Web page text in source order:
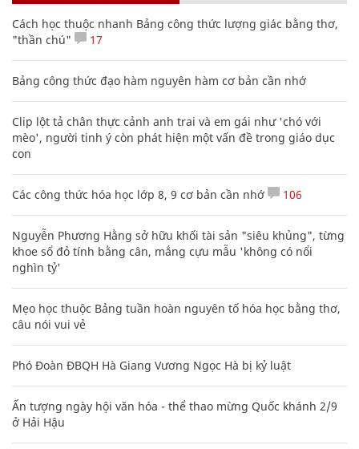
Cách học thuộc nhanh Bảng công thức lượng giác bằng thơ,
"thần chú"
17
Bảng công thức đạo hàm nguyên hàm cơ bản cần nhớ
Clip lột tả chân thực cảnh anh trai và em gái như 'chó với
mèo', người tinh ý còn phát hiện một vấn đề trong giáo dục
con
Các công thức hóa học lớp 8, 9 cơ bản cần nhớ 106
Nguyễn Phương Hằng sở hữu khối tài sản "siêu khủng", từng
khoe sổ đỏ tính bằng cân, mắng cựu mẫu 'không có nổi
nghìn tỷ'
Mẹo học thuộc Bảng tuần hoàn nguyên tố hóa học bằng thơ,
câu nói vui vẻ
Phó Đoàn ĐBQH Hà Giang Vương Ngọc Hà bị kỷ luật
Ấn tượng ngày hội văn hóa - thể thao mừng Quốc khánh 2/9
ở Hải Hậu